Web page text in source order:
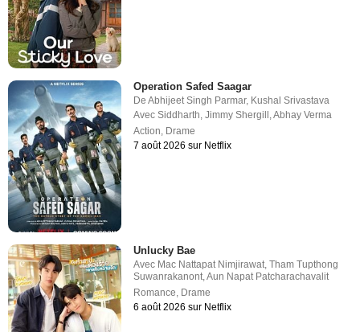
Operation Safed Saagar
DeAbhijeet Singh Parmar, Kushal Srivastava
AvecSiddharth,Jimmy Shergill ,Abhay Verma
Action, Drame
7 août 2026 sur Netflix
Unlucky Bae
Avec Mac Nattapat Nimjirawat ,Tham Tupthong
Suwanrakanont ,Aun Napat Patcharachavalit
Romance Drame
6 août 2026 sur Netflix